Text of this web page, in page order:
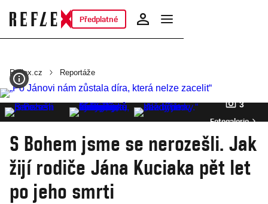
Předplatné
Reflex.cz Reportáže
3
Fotogalerie
S Bohem jsme se nerozešli. Jak
žijí rodiče Jána Kuciaka pět let
po jeho smrti